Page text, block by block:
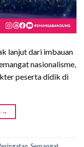
lanjut dari imbauan
nasionalisme,
peserta didik di
→